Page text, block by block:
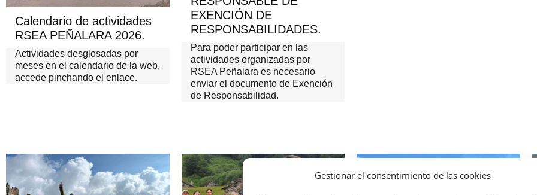
Gestionar el consentimiento de las cookies
Calendario de actividades
RSEA PEÑALARA 2026.
Actividades desglosadas por
meses en el calendario de la web,
accede pinchando el enlace.
EXENCIÓN DE
RESPONSABILIDADES.
Para poder participar en las
actividades organizadas por
RSEA Peñalara es necesario
enviar el documento de Exención
de Responsabilidad.